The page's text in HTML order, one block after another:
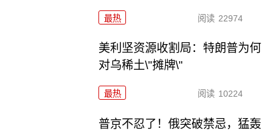
最热 阅读 22974
美利坚资源收割局：特朗普为何
对乌稀土\"摊牌\"
最热 阅读 10224
普京不忍了！俄突破禁忌，猛轰